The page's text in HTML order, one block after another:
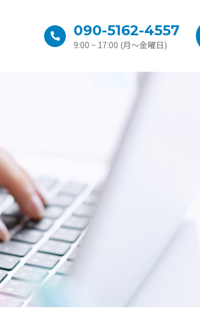
090-5162-4557
9:00 ~ 17:00 (月〜金曜日)